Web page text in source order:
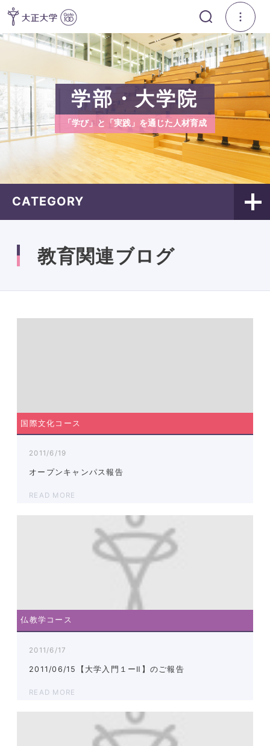
学部・大学院
「学び」と「実践」を通じた人材育成
CATEGORY
教育関連ブログ
国際文化コース
2011/6/19
オープンキャンパス報告
READ MORE
仏教学コース
2011/6/17
2011/06/15【大学入門１ーⅡ】のご報告
READ MORE